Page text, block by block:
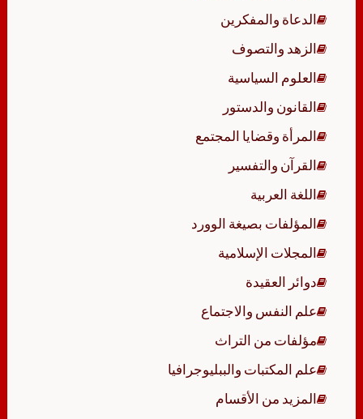
الدعاة والمفكرين
الزهد والتصوف
العلوم السياسية
القانون والدستور
المرأة وقضايا المجتمع
القرآن والتفسير
اللغة العربية
المؤلفات بصيغة الوورد
المجلات الإسلامية
دوائر العقيدة
علم النفس والاجتماع
مؤلفات من التراث
علم المكتبات والببليوجرافيا
المزيد من الأقسام